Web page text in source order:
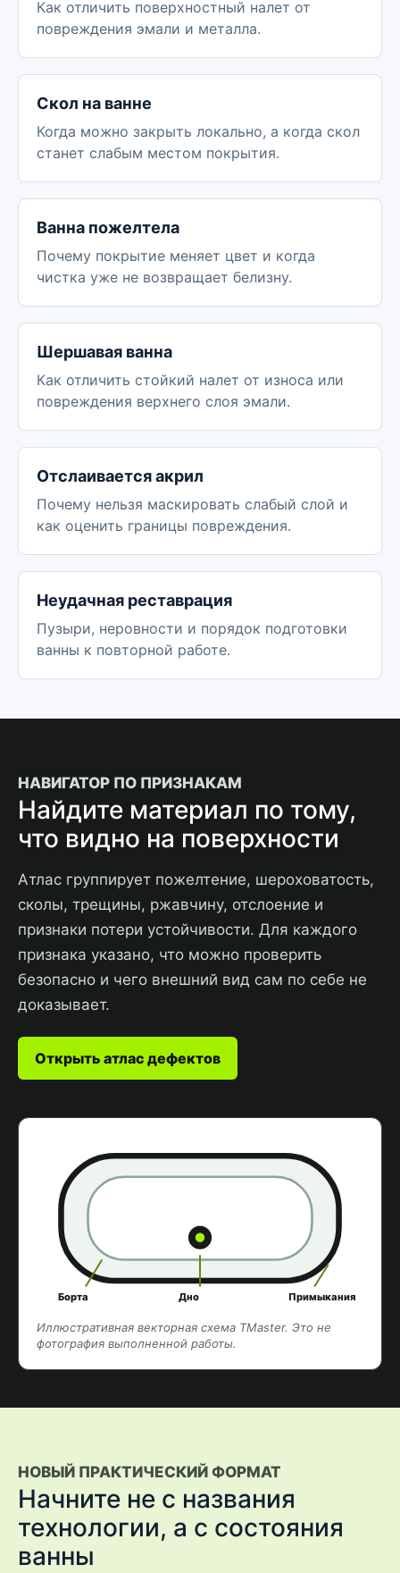
Как отличить поверхностный налет от
повреждения эмали и металла.
Скол на ванне
Когда можно закрыть локально, а когда скол
станет слабым местом покрытия.
Ванна пожелтела
Почему покрытие меняет цвет и когда
чистка уже не возвращает белизну.
Шершавая ванна
Как отличить стойкий налет от износа или
повреждения верхнего слоя эмали.
Отслаивается акрил
Почему нельзя маскировать слабый слой и
как оценить границы повреждения.
Неудачная реставрация
Пузыри, неровности и порядок подготовки
ванны к повторной работе.
НАВИГАТОР ПО ПРИЗНАКАМ
Найдите материал по тому,
что видно на поверхности
Атлас группирует пожелтение, шероховатость,
сколы, трещины, ржавчину, отслоение и
признаки потери устойчивости. Для каждого
признака указано, что можно проверить
безопасно и чего внешний вид сам по себе не
доказывает.
Открыть атлас дефектов
Борта Дно Примыкания
Иллюстративная векторная схема TMaster. Это не
фотография выполненной работы.
НОВЫЙ ПРАКТИЧЕСКИЙ ФОРМАТ
Начните не с названия
технологии, а с состояния
ванны